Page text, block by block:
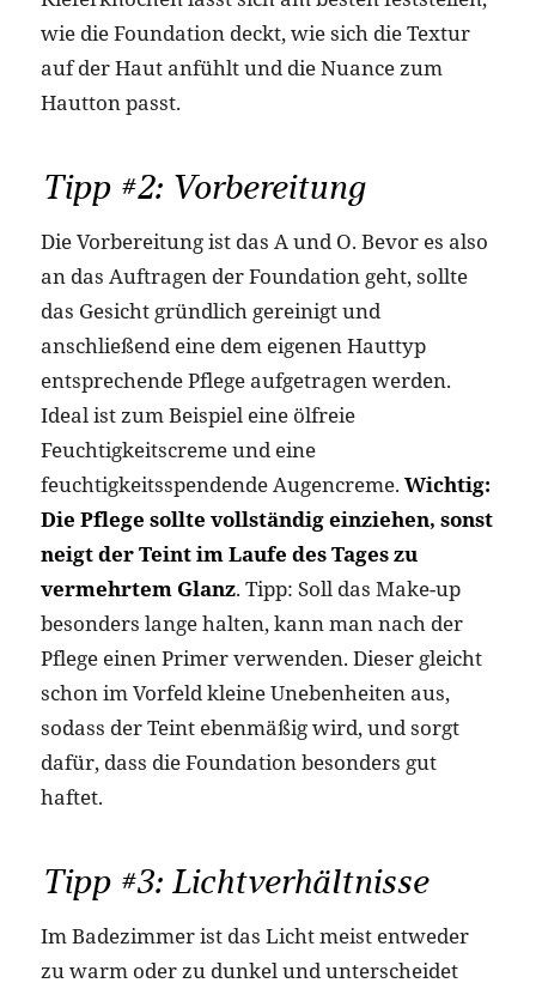
wie die Foundation deckt, wie sich die Textur
auf der Haut anfühlt und die Nuance zum
Hautton passt.
Tipp #2: Vorbereitung
Die Vorbereitung ist das A und O. Bevor es also
an das Auftragen der Foundation geht, sollte
das Gesicht gründlich gereinigt und
anschließend eine dem eigenen Hauttyp
entsprechende Pflege aufgetragen werden.
Ideal ist zum Beispiel eine ölfreie
Feuchtigkeitscreme und eine
feuchtigkeitsspendende Augencreme. Wichtig:
Die Pflege sollte vollständig einziehen, sonst
neigt der Teint im Laufe des Tages zu
vermehrtem Glanz. Tipp: Soll das Make-up
besonders lange halten, kann man nach der
Pflege einen Primer verwenden. Dieser gleicht
schon im Vorfeld kleine Unebenheiten aus,
sodass der Teint ebenmäßig wird, und sorgt
dafür, dass die Foundation besonders gut
haftet.
Tipp #3: Lichtverhältnisse
Im Badezimmer ist das Licht meist entweder
zu warm oder zu dunkel und unterscheidet